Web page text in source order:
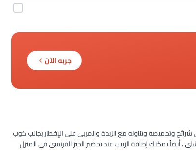
جربه الآن
شرائح وتحميصه وتناوله مع الزبدة والمربى على الإفطار بجانب كوب
أيضاً يمكنكِ إضافة الزبيب عند تحضير الخبز الفرنسى فى المنزل